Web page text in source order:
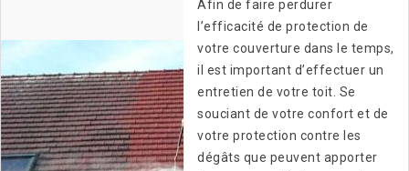
Afin de faire perdurer
l’efficacité de protection de
votre couverture dans le temps,
il est important d’effectuer un
entretien de votre toit. Se
souciant de votre confort et de
votre protection contre les
dégâts que peuvent apporter